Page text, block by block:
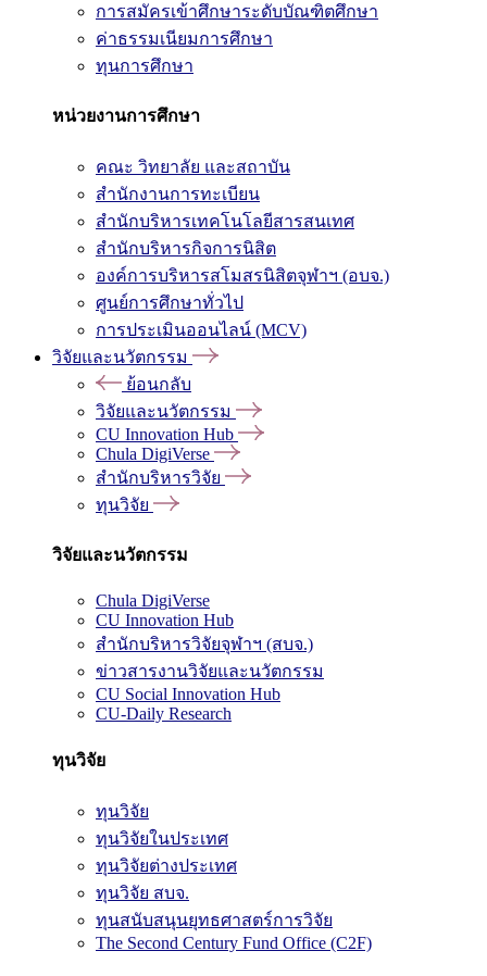
การสมัครเข้าศึกษาระดับบัณฑิตศึกษา
ค่าธรรมเนียมการศึกษา
ทุนการศึกษา
หน่วยงานการศึกษา
คณะ วิทยาลัย และสถาบัน
สำนักงานการทะเบียน
สำนักบริหารเทคโนโลยีสารสนเทศ
สำนักบริหารกิจการนิสิต
องค์การบริหารสโมสรนิสิตจุฬาฯ (อบจ.)
ศูนย์การศึกษาทั่วไป
การประเมินออนไลน์ (MCV)
วิจัยและนวัตกรรม
ย้อนกลับ
วิจัยและนวัตกรรม
CU Innovation Hub
Chula DigiVerse
สำนักบริหารวิจัย
ทุนวิจัย
วิจัยและนวัตกรรม
Chula DigiVerse
CU Innovation Hub
สำนักบริหารวิจัยจุฬาฯ (สบจ.)
ข่าวสารงานวิจัยและนวัตกรรม
CU Social Innovation Hub
CU-Daily Research
ทุนวิจัย
ทุนวิจัย
ทุนวิจัยในประเทศ
ทุนวิจัยต่างประเทศ
ทุนวิจัย สบจ.
ทุนสนับสนุนยุทธศาสตร์การวิจัย
The Second Century Fund Office (C2F)